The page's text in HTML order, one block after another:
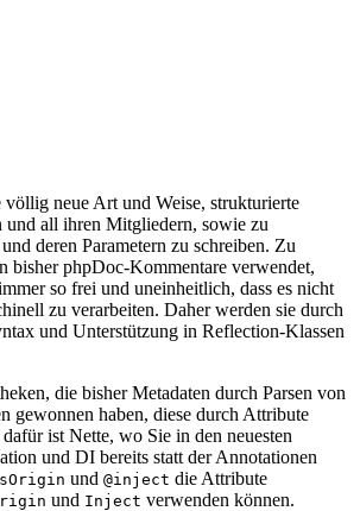
neue Art und Weise, strukturierte
und all ihren Mitgliedern, sowie zu
deren Parametern zu schreiben. Zu
bisher phpDoc-Kommentare verwendet,
so frei und uneinheitlich, dass es nicht
zu verarbeiten. Daher werden sie durch
und Unterstützung in Reflection-Klassen
die bisher Metadaten durch Parsen von
gewonnen haben, diese durch Attribute
ist Nette, wo Sie in den neuesten
und DI bereits statt der Annotationen
und @inject die Attribute
und Inject verwenden können.